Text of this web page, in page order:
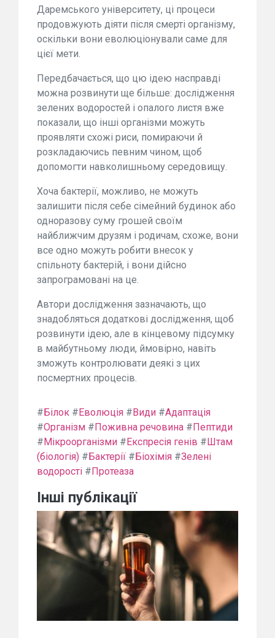
Даремського університету, ці процеси
продовжують діяти після смерті організму,
оскільки вони еволюціонували саме для
цієї мети.
Передбачається, що цю ідею насправді
можна розвинути ще більше: дослідження
зелених водоростей і опалого листя вже
показали, що інші організми можуть
проявляти схожі риси, помираючи й
розкладаючись певним чином, щоб
допомогти навколишньому середовищу.
Хоча бактерії, можливо, не можуть
залишити після себе сімейний будинок або
одноразову суму грошей своїм
найближчим друзям і родичам, схоже, вони
все одно можуть робити внесок у
спільноту бактерій, і вони дійсно
запрограмовані на це.
Автори дослідження зазначають, що
знадобляться додаткові дослідження, щоб
розвинути ідею, але в кінцевому підсумку
в майбутньому люди, ймовірно, навіть
зможуть контролювати деякі з цих
посмертних процесів.
# Білок # Еволюція # Види #Адаптація
#Організм # Поживна речовина # Пептиди
# Мікроорганізми # Експресія генів # Штам
(біологія) # Бактерії # Біохімія #Зелені
водорості # Протеаза
Інші публікації